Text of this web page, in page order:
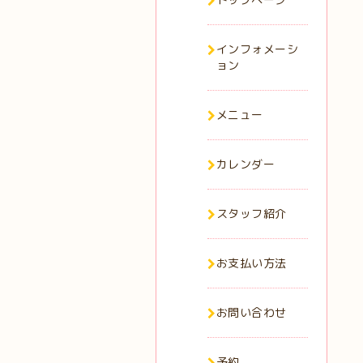
インフォメーシ
ョン
メニュー
カレンダー
スタッフ紹介
お支払い方法
お問い合わせ